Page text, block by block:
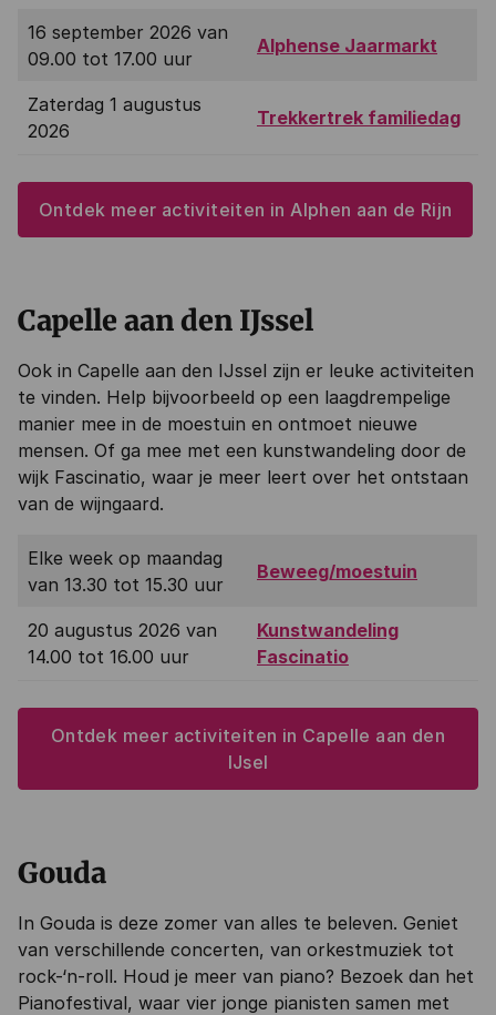
16 september 2026 van
09.00 tot 17.00 uur
Alphense Jaarmarkt
Zaterdag 1 augustus
2026
Trekkertrek familiedag
Ontdek meer activiteiten in Alphen aan de Rijn
Capelle aan den IJssel
Ook in Capelle aan den IJssel zijn er leuke activiteiten
te vinden. Help bijvoorbeeld op een laagdrempelige
manier mee in de moestuin en ontmoet nieuwe
mensen. Of ga mee met een kunstwandeling door de
wijk Fascinatio, waar je meer leert over het ontstaan
van de wijngaard.
Elke week op maandag
van 13.30 tot 15.30 uur
Beweeg/moestuin
20 augustus 2026 van
14.00 tot 16.00 uur
Kunstwandeling
Fascinatio
Ontdek meer activiteiten in Capelle aan den
IJsel
Gouda
In Gouda is deze zomer van alles te beleven. Geniet
van verschillende concerten, van orkestmuziek tot
rock-‘n-roll. Houd je meer van piano? Bezoek dan het
Pianofestival, waar vier jonge pianisten samen met